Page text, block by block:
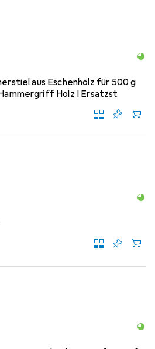
aus Eschenholz für 500 g
Holz I Ersatzst